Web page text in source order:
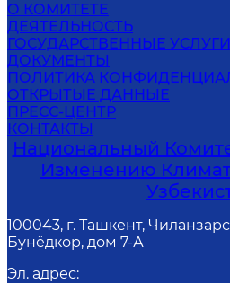
О КОМИТЕТЕ
ДЕЯТЕЛЬНОСТЬ
ГОСУДАРСТВЕННЫЕ УСЛУГИ
ДОКУМЕНТЫ
ПОЛИТИКА
ОТКРЫТЫЕ ДАННЫЕ
ПРЕСС-ЦЕНТР
КОНТАКТЫ
Национальный
Изменению
100043, г. Ташкент,
Бунёдкор, дом 7-А
Эл. адрес: